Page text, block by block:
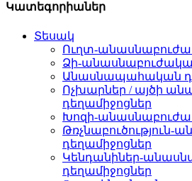
Կատեգորիաներ
Տեսակ
Ուղտ-
Ձի-
Անասնապահական
Ոչխարներ / այծի
դեղամիջոցներ
Խոզի-
Թռչնաբուծություն-
դեղամիջոցներ
Կենդանիներ-
դեղամիջոցներ